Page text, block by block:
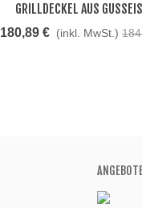
GRILLDECKEL AUS
180,89 € (inkl. MwSt.)